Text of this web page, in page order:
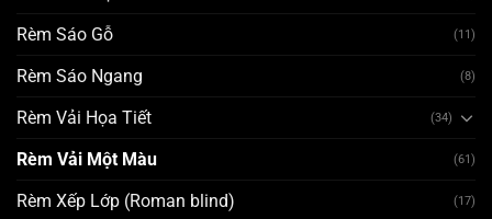
Rèm Sáo Gỗ (11)
Rèm Sáo Ngang (8)
Rèm Vải Họa Tiết (34)
Rèm Vải Một Màu (61)
Rèm Xếp Lớp (Roman blind) (17)